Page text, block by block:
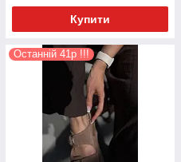
Купити
Останній 41р !!!